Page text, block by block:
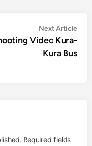
Next Article
Video Kura-
Kura Bus
Required fields